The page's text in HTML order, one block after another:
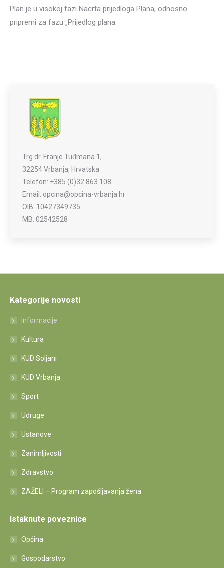
Plan je u visokoj fazi Nacrta prijedloga Plana, odnosno
pripremi za fazu „Prijedlog plana.
Trg dr. Franje Tuđmana 1,
32254 Vrbanja, Hrvatska
Telefon: +385 (0)32 863 108
Email: opcina@opcina-vrbanja.hr
OIB: 10427349735
MB: 02542528
Kategorije novosti
Informacije
Kultura
KUD Soljani
KUD Vrbanja
Sport
Udruge
Ustanove
Zanimljivosti
Zdravstvo
ZAŽELI – Program zapošljavanja žena
Istaknute poveznice
Općina
Gospodarstvo